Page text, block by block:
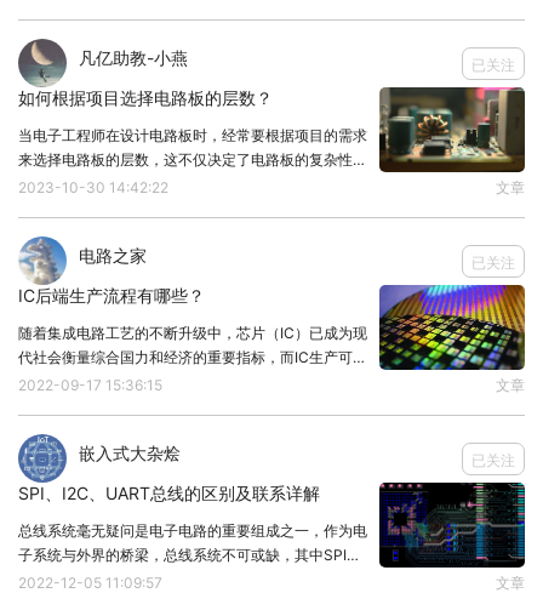
采样电阻：在负载回路串一个小电阻（如0.1Ω），取
电压降作为反馈信号。
比较控制：
三极管方案：用采样电压与基准电压（如稳压二极
管）比较，调整基极电流。
运放方案：将采样电压放大后与参考电压比较，输出
控制调整管栅极/基极。
四、选调整管：扛住电压和电流
小电流（<1A）：选普通三极管（如2N2222），注
意散热。
大电流（>1A）：选功率MOSFET（如IRF540），
导通电阻低，效率高。
高压场景：选耐压高的管子（如100V以上），避免
击穿。
五、优化细节：稳上加稳
去耦电容：在电源引脚加小电容（如0.1μF），滤掉
光脚有效电压范围0.1-0.7V。 P
凡亿助教-小燕 已关注
如何根据项目选择电路板的层数？
当电子工程师在设计电路板时，经常要根据项目的需求
来选择电路板的层数，这不仅决定了电路板的复杂性，
也影响了其性能、成本和可靠性，那么如何根据项目需
1、明确的项目需求在选择电路板的层数之前，首先要
明
2023-10-30 14:42:22 文章
电路之家 已关注
IC后端生产流程有哪些？
随着集成电路工艺的不断升级中，芯片（IC）已成为现
代社会衡量综合国力和经济的重要指标，而IC生产可分
为前端后端，其中IC后端生产流程最为麻烦，所以我们
电路。通常的电子产品，可以分为集成电路
2022-09-17 15:36:15 文章
嵌入式大杂烩 已关注
SPI、I2C、UART总线的区别及联系详解
总线系统毫无疑问是电子电路的重要组成之一，作为电
子系统与外界的桥梁，总线系统不可或缺，其中SPI、
I2C和UART是常见的三大总线，但很多人认为其功能
2022-12-05 11:09:57 文章